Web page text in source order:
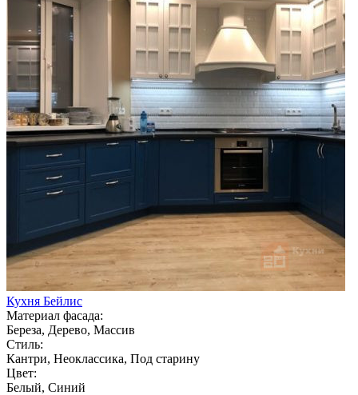
Кухня Бейлис
Материал фасада:
Береза, Дерево, Массив
Стиль:
Кантри, Неоклассика, Под старину
Цвет:
Белый, Синий